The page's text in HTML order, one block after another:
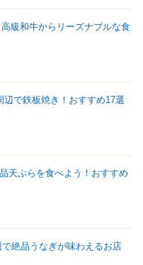
級和牛からリーズナブルな食
辺で鉄板焼き！おすすめ17選
天ぷらを食べよう！おすすめ
絶品うなぎが味わえるお店